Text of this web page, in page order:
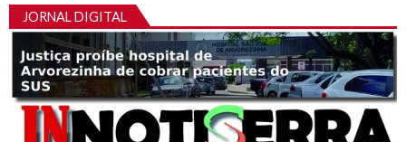
JORNAL DIGITAL